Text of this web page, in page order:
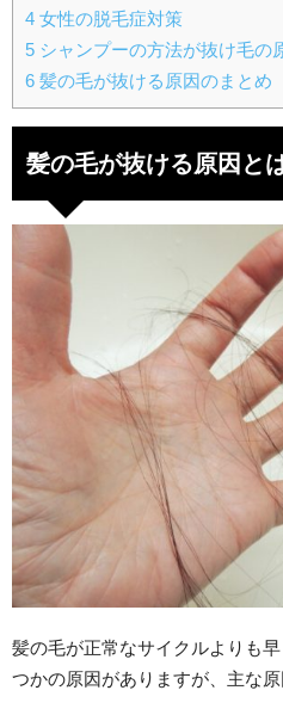
4 女性の脱毛症対策
5 シャンプーの方法が抜け毛の
6 髪の毛が抜ける原因のまとめ
髪の毛が抜ける原因と
髪の毛が正常なサイクルよりも
つかの原因がありますが、主な原